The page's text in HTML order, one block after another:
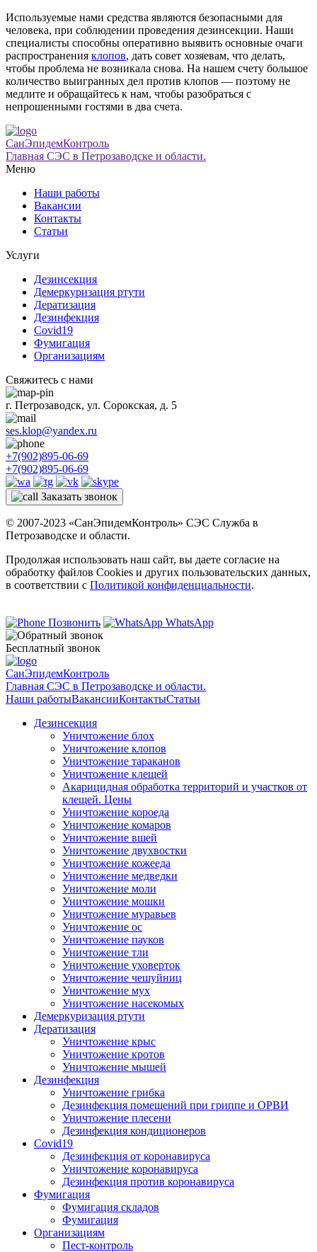
Используемые нами средства являются безопасными для
человека, при соблюдении проведения дезинсекции. Наши
специалисты способны оперативно выявить основные очаги
распространения клопов, дать совет хозяевам, что делать,
чтобы проблема не возникала снова. На нашем счету большое
количество выигранных дел против клопов — поэтому не
медлите и обращайтесь к нам, чтобы разобраться с
непрошенными гостями в два счета.
СанЭпидемКонтроль
Главная СЭС в Петрозаводске и области.
Меню
Наши работы
Вакансии
Контакты
Статьи
Услуги
Дезинсекция
Демеркуризация ртути
Дератизация
Дезинфекция
Covid19
Фумигация
Организациям
Свяжитесь с нами
г. Петрозаводск, ул. Сорокская, д. 5
ses.klop@yandex.ru
+7(902)895-06-69
+7(902)895-06-69
Заказать звонок
© 2007-2023 «СанЭпидемКонтроль» СЭС Служба в
Петрозаводске и области.
Продолжая использовать наш сайт, вы даете согласие на
обработку файлов Cookies и других пользовательских данных,
в соответствии с Политикой конфиденциальности.
Позвонить WhatsApp
Бесплатный звонок
СанЭпидемКонтроль
Главная СЭС в Петрозаводске и области.
Наши работыВакансииКонтактыСтатьи
Дезинсекция
Уничтожение блох
Уничтожение клопов
Уничтожение тараканов
Уничтожение клещей
Акарицидная обработка территорий и участков от
клещей. Цены
Уничтожение короеда
Уничтожение комаров
Уничтожение вшей
Уничтожение двухвостки
Уничтожение кожееда
Уничтожение медведки
Уничтожение моли
Уничтожение мошки
Уничтожение муравьев
Уничтожение ос
Уничтожение пауков
Уничтожение тли
Уничтожение уховерток
Уничтожение чешуйниц
Уничтожение мух
Уничтожение насекомых
Демеркуризация ртути
Дератизация
Уничтожение крыс
Уничтожение кротов
Уничтожение мышей
Дезинфекция
Уничтожение грибка
Дезинфекция помещений при гриппе и ОРВИ
Уничтожение плесени
Дезинфекция кондиционеров
Covid19
Дезинфекция от коронавируса
Уничтожение коронавируса
Дезинфекция против коронавируса
Фумигация
Фумигация складов
Фумигация
Организациям
Пест-контроль